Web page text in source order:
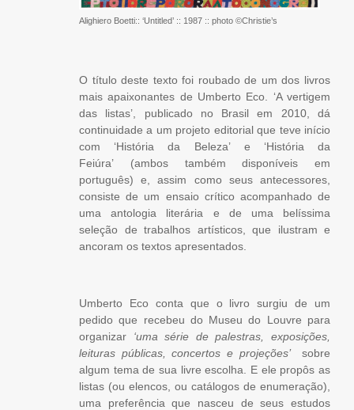
Alighiero Boetti:: ‘Untitled’ :: 1987 :: photo ©Christie’s
O título deste texto foi roubado de um dos livros
mais apaixonantes de Umberto Eco. ‘A vertigem
das listas’, publicado no Brasil em 2010, dá
continuidade a um projeto editorial que teve início
com ‘História da Beleza’ e ‘História da
Feiúra’ (ambos também disponíveis em
português) e, assim como seus antecessores,
consiste de um ensaio crítico acompanhado de
uma antologia literária e de uma belíssima
seleção de trabalhos artísticos, que ilustram e
ancoram os textos apresentados.
Umberto Eco conta que o livro surgiu de um
pedido que recebeu do Museu do Louvre para
organizar ‘uma série de palestras, exposições,
leituras públicas, concertos e projeções’ sobre
algum tema de sua livre escolha. E ele propôs as
listas (ou elencos, ou catálogos de enumeração),
uma preferência que nasceu de seus estudos